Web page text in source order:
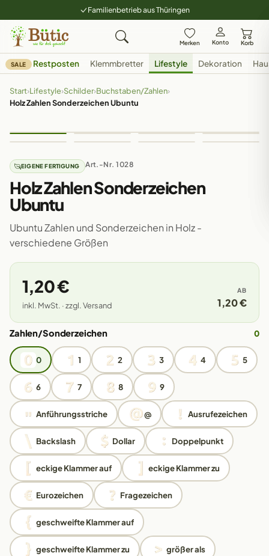
Familienbetrieb aus Thüringen
Merken Konto Korb
SALE Restposten Klemmbretter Lifestyle Dekoration
Start›Lifestyle›Schilder›Buchstaben/Zahlen›
Holz Zahlen Sonderzeichen Ubuntu
EIGENE FERTIGUNG Art.-Nr. 1028
Holz Zahlen Sonderzeichen
Ubuntu
Ubuntu Zahlen und Sonderzeichen in Holz -
verschiedene Größen
1,20 €
inkl. MwSt. · zzgl. Versand
AB
1,20 €
Zahlen/Sonderzeichen 0
0 1 2 3 4 5
6 7 8 9
Anführungsstriche @ Ausrufezeichen
Backslash Dollar Doppelpunkt
eckige Klammer auf eckige Klammer zu
Eurozeichen Fragezeichen
geschweifte Klammer auf
geschweifte Klammer zu größer als